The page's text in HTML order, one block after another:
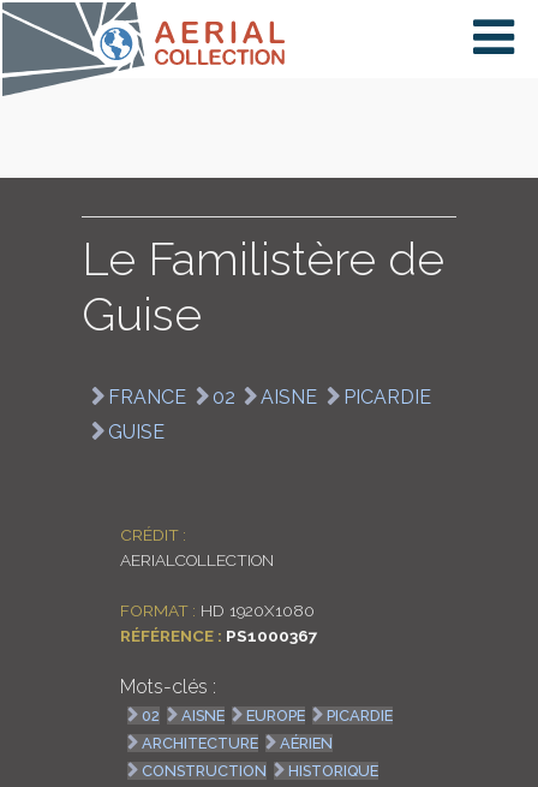
×
PAYS
COLLECTIONS
Le Familistère de
Guise
FRANCE 02 AISNE
PICARDIE
GUISE
CRÉDIT :
AERIALCOLLECTION
FORMAT : HD 1920X1080
RÉFÉRENCE : PS1000367
Mots-clés :
02 AISNE EUROPE
PICARDIE
ARCHITECTURE
AÉRIEN
CONSTRUCTION
HISTORIQUE